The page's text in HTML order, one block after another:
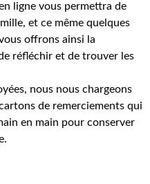
ligne vous permettra de
et ce même quelques
offrons ainsi la
réfléchir et de trouver les
nous nous chargeons
de remerciements qui
en main pour conserver